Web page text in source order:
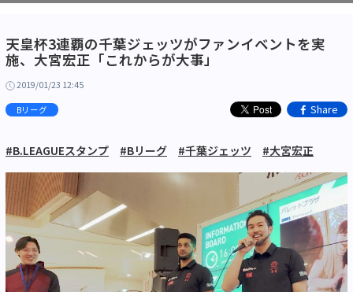
天皇杯3連覇の千葉ジェッツがファンイベントを実
施、大宮宏正「これからが大事」
2019/01/23 12:45
Bリーグ Share
#B.LEAGUEスタンプ #Bリーグ #千葉ジェッツ #大宮宏正